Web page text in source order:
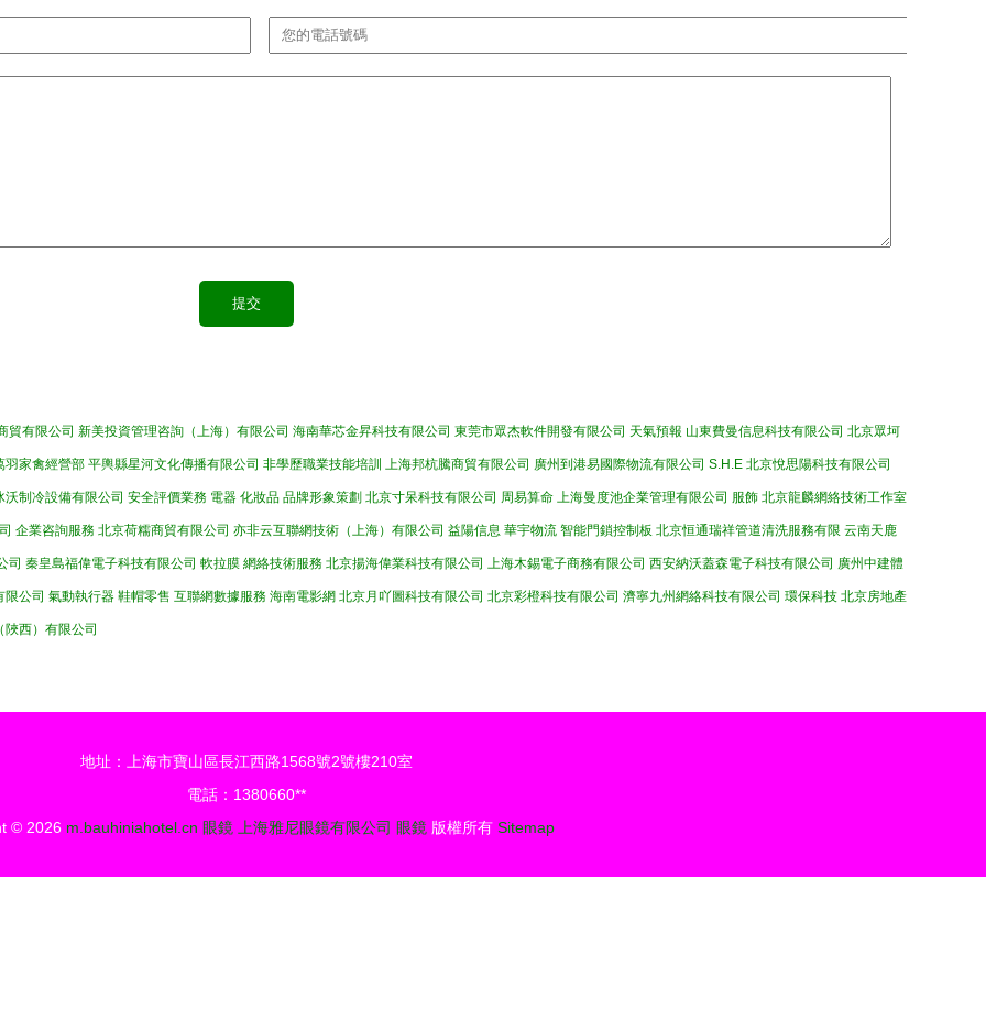
貿有限公司 新美投資管理咨詢（上海）有限公司 海南華芯金昇科技有限公司 東莞市眾杰軟件開發有限公司 天氣預報 山東費曼信息科技有限公司 北京眾坷
羽家禽經營部 平輿縣星河文化傳播有限公司 非學歷職業技能培訓 上海邦杭騰商貿有限公司 廣州到港易國際物流有限公司 S.H.E 北京悅思陽科技有限公司
沃制冷設備有限公司 安全評價業務 電器 化妝品 品牌形象策劃 北京寸呆科技有限公司 周易算命 上海曼度池企業管理有限公司 服飾 北京龍麟網絡技術工作室
企業咨詢服務 北京荷糯商貿有限公司 亦非云互聯網技術（上海）有限公司 益陽信息 華宇物流 智能門鎖控制板 北京恒通瑞祥管道清洗服務有限 云南天鹿
司 秦皇島福偉電子科技有限公司 軟拉膜 網絡技術服務 北京揚海偉業科技有限公司 上海木錫電子商務有限公司 西安納沃蓋森電子科技有限公司 廣州中建體
限公司 氣動執行器 鞋帽零售 互聯網數據服務 海南電影網 北京月吖圖科技有限公司 北京彩橙科技有限公司 濟寧九州網絡科技有限公司 環保科技 北京房地產
陜西）有限公司
地址：上海市寶山區長江西路1568號2號樓210室
電話：1380660**
© 2026 m.bauhiniahotel.cn 眼鏡 上海雅尼眼鏡有限公司 眼鏡版權所有 Sitemap